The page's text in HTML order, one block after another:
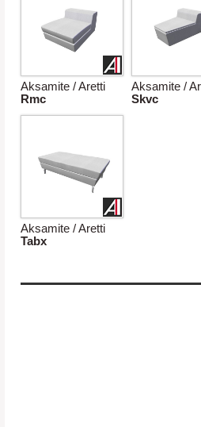
Aksamite / Aretti
Rmc
Aksamite /
Skvc
Aksamite / Aretti
Tabx